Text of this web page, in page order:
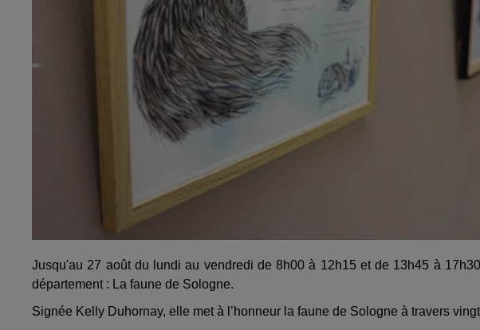
Jusqu'au 27 août du lundi au vendredi de 8h00 à 12h15 et de 13h45 à
département : La faune de Sologne.
Signée Kelly Duhornay, elle met à l’honneur la faune de Sologne à travers